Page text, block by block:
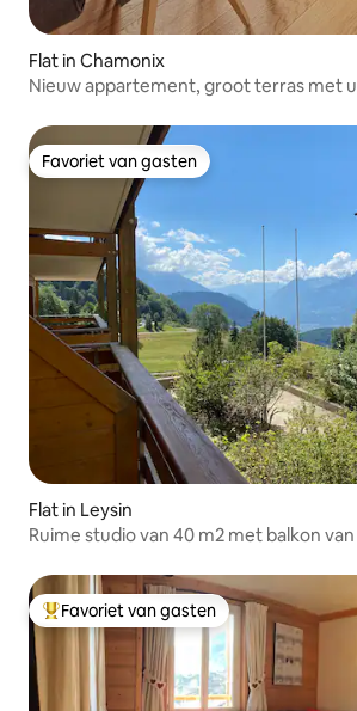
Flat in Chamonix
Nieuw appartement, groot terras met
Favoriet van gasten
Favoriet van gasten
Flat in Leysin
Ruime studio van 40 m2 met balkon
Topfavoriet van gasten
Favoriet van gasten